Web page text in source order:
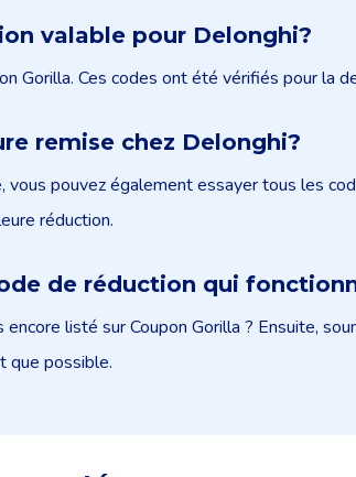
valable pour Delonghi?
Gorilla. Ces codes ont été vérifiés pour la
remise chez Delonghi?
pouvez également essayer tous les
réduction.
de réduction qui
listé sur Coupon Gorilla ? Ensuite,
que possible.